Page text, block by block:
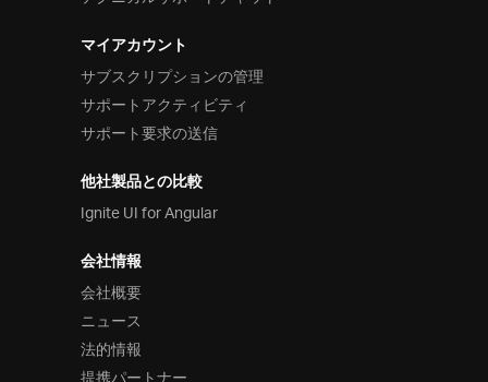
マイアカウント
サブスクリプションの管理
サポートアクティビティ
サポート要求の送信
他社製品との比較
Ignite UI for Angular
会社情報
会社概要
ニュース
法的情報